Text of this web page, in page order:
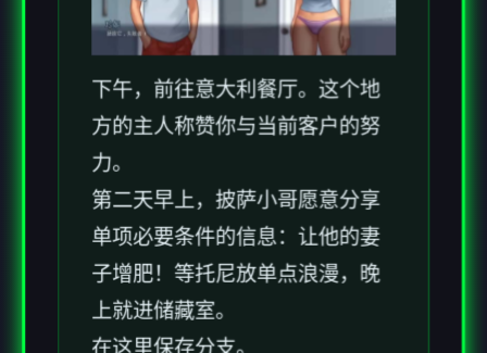
下午，前往意大利餐厅。这个地
方的主人称赞你与当前客户的努
力。
第二天早上，披萨小哥愿意分享
单项必要条件的信息：让他的妻
子增肥！等托尼放单点浪漫，晚
上就进储藏室。